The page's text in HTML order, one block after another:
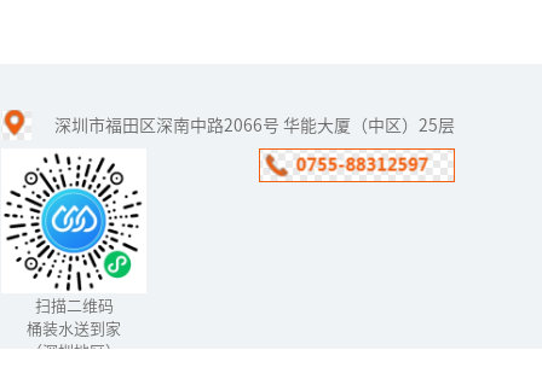
近几年的报纸经常看到叙
利亚开发沙漠里砂岩层的
地下矿泉水，还有报道称
2009年以色列研制出空气
制水机。其实早在1989
年，...
深圳市福田区深南中路2066号 华能大厦（中区）25层
扫描二维码
桶装水送到家
（深圳地区）